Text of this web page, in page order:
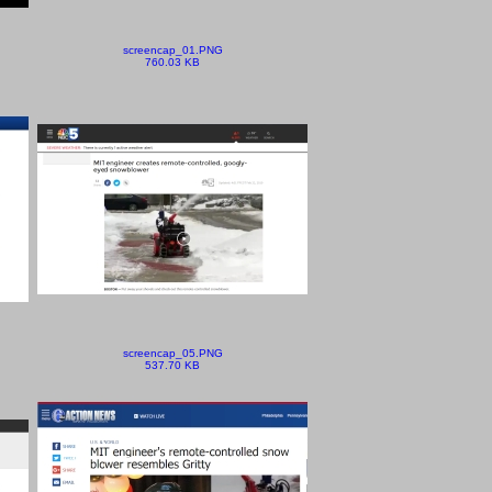
screencap_01.PNG
760.03 KB
screencap_05.PNG
537.70 KB